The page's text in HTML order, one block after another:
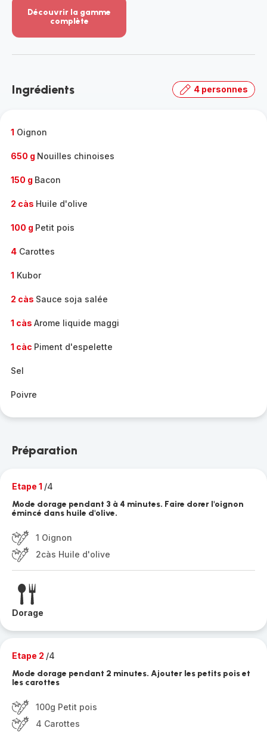
Découvrir la gamme
complète
-
gamme
Ingrédients 4 personnes
1 Oignon
650 g Nouilles chinoises
150 g Bacon
2 càs Huile d'olive
100 g Petit pois
4 Carottes
1 Kubor
2 càs Sauce soja salée
1 càs Arome liquide maggi
1 càc Piment d'espelette
Sel
Poivre
Préparation
Etape 1 /4
Mode dorage pendant 3 à 4 minutes. Faire dorer l'oignon
émincé dans huile d'olive.
1 Oignon
2càs Huile d'olive
Dorage
Etape 2 /4
Mode dorage pendant 2 minutes. Ajouter les petits pois et
les carottes
100g Petit pois
4 Carottes